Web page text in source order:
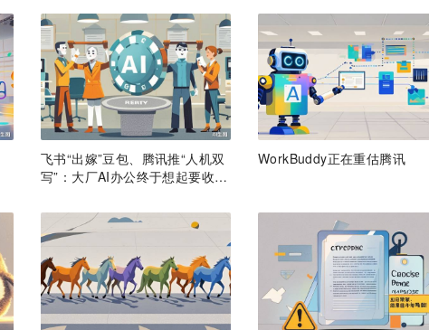
飞书“出嫁”豆包、腾讯推“人机双
写”：大厂AI办公终于想起要收费
WorkBuddy正在重估腾讯